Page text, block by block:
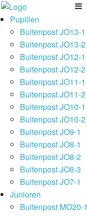
Pupillen
Buitenpost JO13-1
Buitenpost JO13-2
Buitenpost JO12-1
Buitenpost JO12-2
Buitenpost JO11-1
Buitenpost JO11-2
Buitenpost JO10-1
Buitenpost JO10-2
Buitenpost JO9-1
Buitenpost JO8-1
Buitenpost JO8-2
Buitenpost JO8-3
Buitenpost JO7-1
Junioren
Buitenpost MO20-1